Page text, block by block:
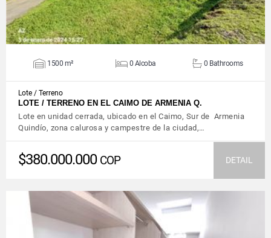
1500 m² 0 Alcoba 0 Bathrooms
Lote / Terreno
LOTE / TERRENO EN EL CAIMO DE ARMENIA Q.
Lote en unidad cerrada, ubicado en el Caimo, Sur de Armenia
Quindío, zona calurosa y campestre de la ciudad,…
$380.000.000 COP DETAIL